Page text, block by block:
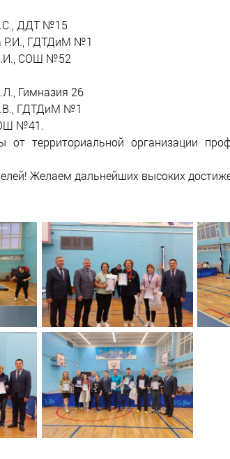
ДДТ №15
Р.И., ГДТДиМ №1
СОШ №52
Гимназия 26
ГДТДиМ №1
№41.
от территориальной организации
Желаем дальнейших высоких